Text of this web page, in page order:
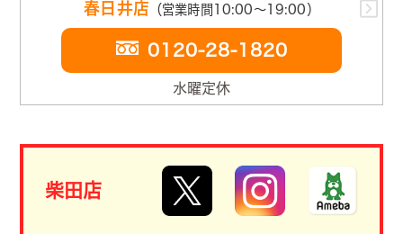
春日井店 （営業時間10:00～19:00）
0120-28-1820
水曜定休
柴田店